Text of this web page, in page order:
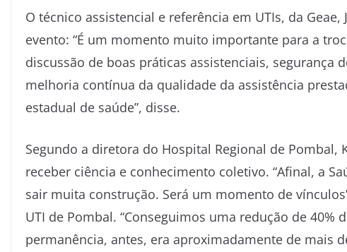
O técnico assistencial e referência em UTIs, da
evento: “É um momento muito importante para a
discussão de boas práticas assistenciais, segurança
melhoria contínua da qualidade da assistência
estadual de saúde”, disse.
Segundo a diretora do Hospital Regional de
receber ciência e conhecimento coletivo. “Afinal, a
sair muita construção. Será um momento de
UTI de Pombal. “Conseguimos uma redução de
permanência, antes, era aproximadamente de mais